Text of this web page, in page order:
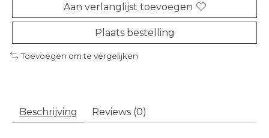
Aan verlanglijst toevoegen
Plaats bestelling
Toevoegen om te vergelijken
Beschrijving Reviews (0)